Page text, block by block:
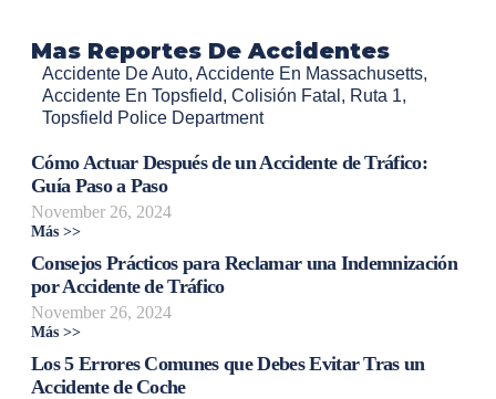
Mas Reportes De Accidentes
Accidente De Auto, Accidente En Massachusetts,
Accidente En Topsfield, Colisión Fatal , Ruta 1,
Topsfield Police Department
Cómo Actuar Después de un Accidente de Tráfico:
Guía Paso a Paso
November 26, 2024
Más >>
Consejos Prácticos para Reclamar una Indemnización
por Accidente de Tráfico
November 26, 2024
Más >>
Los 5 Errores Comunes que Debes Evitar Tras un
Accidente de Coche